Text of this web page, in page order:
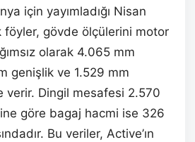
için yayımladığı Nisan
föyler, gövde ölçülerini motor
olarak 4.065 mm
genişlik ve 1.529 mm
verir. Dingil mesafesi 2.570
göre bagaj hacmi ise 326
Bu veriler, Active’ın